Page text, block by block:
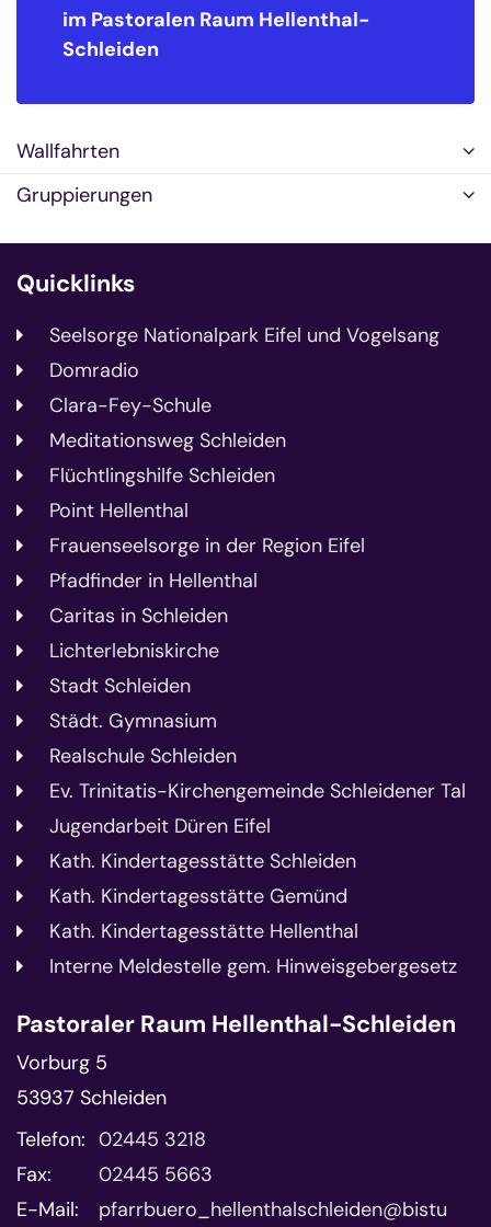
im Pastoralen Raum Hellenthal-
Schleiden
Wallfahrten
Gruppierungen
Quicklinks
Seelsorge Nationalpark Eifel und Vogelsang
Domradio
Clara-Fey-Schule
Meditationsweg Schleiden
Flüchtlingshilfe Schleiden
Point Hellenthal
Frauenseelsorge in der Region Eifel
Pfadfinder in Hellenthal
Caritas in Schleiden
Lichterlebniskirche
Stadt Schleiden
Städt. Gymnasium
Realschule Schleiden
Ev. Trinitatis-Kirchengemeinde Schleidener Tal
Jugendarbeit Düren Eifel
Kath. Kindertagesstätte Schleiden
Kath. Kindertagesstätte Gemünd
Kath. Kindertagesstätte Hellenthal
Interne Meldestelle gem. Hinweisgebergesetz
Pastoraler Raum Hellenthal-Schleiden
Vorburg 5
53937 Schleiden
Telefon: 02445 3218
Fax:
02445 5663
E-Mail:
pfarrbuero_hellenthalschleiden@bistu